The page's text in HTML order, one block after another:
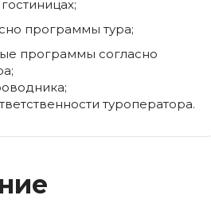
программы тура;
программы согласно
туроператора.